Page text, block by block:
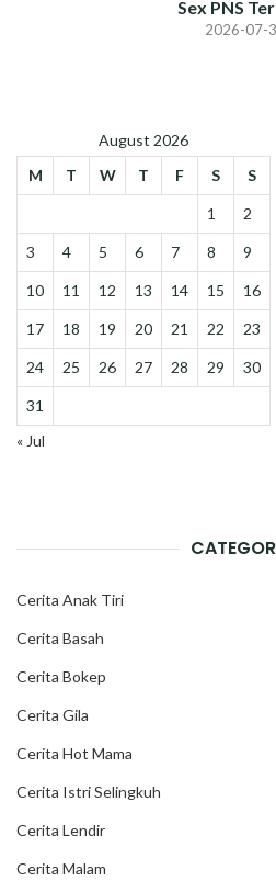
Sex PNS
2026-07-
August 2026
M
T W T F S S
1 2
3 4 5 6 7 8 9
10 11 12 13 14 15 16
17 18 19 20 21 22 23
24 25 26 27 28 29 30
31
« Jul
Cerita Anak Tiri
Cerita Basah
Cerita Bokep
Cerita Gila
Cerita Hot Mama
Cerita Istri Selingkuh
Cerita Lendir
Cerita Malam